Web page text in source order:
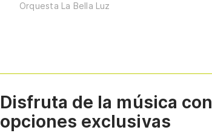
Orquesta La Bella Luz
Disfruta de la música con
opciones exclusivas